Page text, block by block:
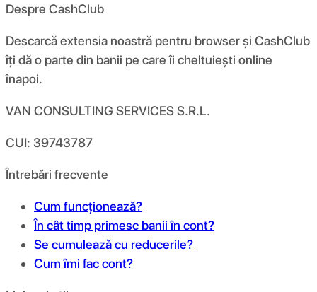
Despre CashClub
Descarcă extensia noastră pentru browser și CashClub
îți dă o parte din banii pe care îi cheltuiești online
înapoi.
VAN CONSULTING SERVICES S.R.L.
CUI: 39743787
Întrebări frecvente
Cum funcționează?
În cât timp primesc banii în cont?
Se cumulează cu reducerile?
Cum îmi fac cont?